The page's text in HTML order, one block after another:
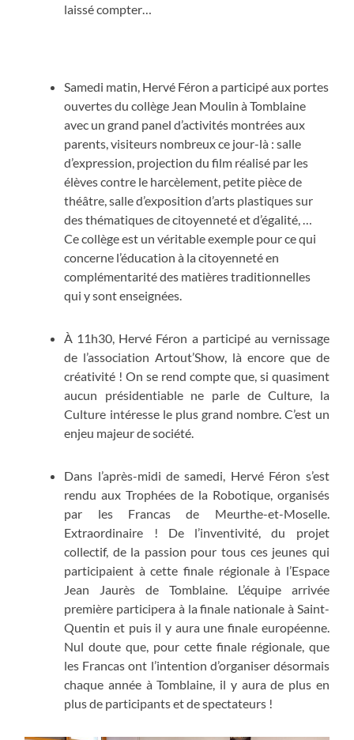
laissé compter…
Samedi matin, Hervé Féron a participé aux portes
ouvertes du collège Jean Moulin à Tomblaine
avec un grand panel d’activités montrées aux
parents, visiteurs nombreux ce jour-là : salle
d’expression, projection du film réalisé par les
élèves contre le harcèlement, petite pièce de
théâtre, salle d’exposition d’arts plastiques sur
des thématiques de citoyenneté et d’égalité, …
Ce collège est un véritable exemple pour ce qui
concerne l’éducation à la citoyenneté en
complémentarité des matières traditionnelles
qui y sont enseignées.
À 11h30, Hervé Féron a participé au vernissage
de l’association Artout’Show, là encore que de
créativité ! On se rend compte que, si quasiment
aucun présidentiable ne parle de Culture, la
Culture intéresse le plus grand nombre. C’est un
enjeu majeur de société.
Dans l’après-midi de samedi, Hervé Féron s’est
rendu aux Trophées de la Robotique, organisés
par les Francas de Meurthe-et-Moselle.
Extraordinaire ! De l’inventivité, du projet
collectif, de la passion pour tous ces jeunes qui
participaient à cette finale régionale à l’Espace
Jean Jaurès de Tomblaine. L’équipe arrivée
première participera à la finale nationale à Saint-
Quentin et puis il y aura une finale européenne.
Nul doute que, pour cette finale régionale, que
les Francas ont l’intention d’organiser désormais
chaque année à Tomblaine, il y aura de plus en
plus de participants et de spectateurs !